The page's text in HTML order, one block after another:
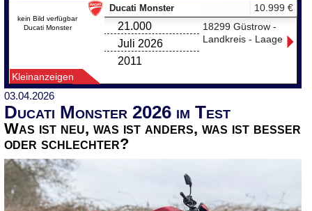
kein Bild verfügbar
Ducati Monster
Ducati Monster
Kleinanzeigen
10.999 €
21.000
Juli 2026
2011
18299 Güstrow -
Landkreis - Laage
03.04.2026
Ducati Monster 2026 im Test
Was ist neu, was ist anders, was ist besser
oder schlechter?